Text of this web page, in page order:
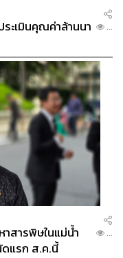
ระเมินคุณค่าล้านนา
...
สารพิษในแม่น้ำ
ดแรก ส.ค.นี้
...